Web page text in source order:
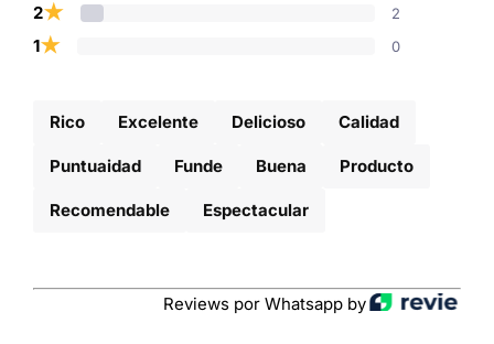
2★ 2
1★ 0
Rico Excelente Delicioso Calidad
Puntuaidad Funde Buena Producto
Recomendable Espectacular
Reviews por Whatsapp by